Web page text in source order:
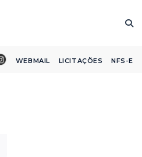
WEBMAIL LICITAÇÕES NFS-E